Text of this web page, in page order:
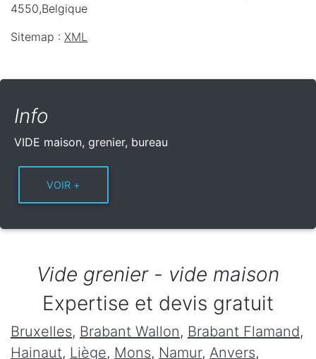
4550,Belgique
Sitemap : XML
Info
VIDE maison, grenier, bureau
Vide grenier - vide maison
Expertise et devis gratuit
Bruxelles, Brabant Wallon, Brabant Flamand,
Hainaut, Liège, Mons, Namur, Anvers,